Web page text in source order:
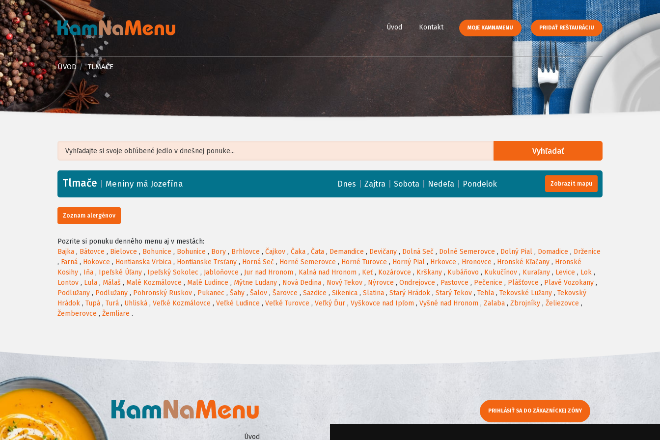
Úvod Kontakt MOJE KAMNAMENU PRIDAŤ REŠTAURÁCIU
ÚVOD TLMAČE
Vyhľadať
+
−
Tlmače Meniny má Jozefína Dnes Zajtra Sobota Nedeľa Pondelok Zobrazit mapu
Zoznam alergénov
Pozrite si ponuku denného menu aj v mestách:
Bajka , Bátovce , Bielovce , Bohunice , Bohunice , Bory , Brhlovce , Čajkov , Čaka , Čata , Demandice , Devičany , Dolná Seč , Dolné Semerovce , Dolný Pial , Domadice , Drženice
, Farná , Hokovce , Hontianska Vrbica , Hontianske Trsťany , Horná Seč , Horné Semerovce , Horné Turovce , Horný Pial , Hrkovce , Hronovce , Hronské Kľačany , Hronské
Kosihy , Iňa , Ipeľské Úľany , Ipeľský Sokolec , Jabloňovce , Jur nad Hronom , Kalná nad Hronom , Keť , Kozárovce , Krškany , Kubáňovo , Kukučínov , Kuraľany , Levice , Lok ,
Lontov , Lula , Málaš , Malé Kozmálovce , Malé Ludince , Mýtne Ludany , Nová Dedina , Nový Tekov , Nýrovce , Ondrejovce , Pastovce , Pečenice , Plášťovce , Plavé Vozokany ,
Podlužany , Podlužany , Pohronský Ruskov , Pukanec , Šahy , Šalov , Šarovce , Sazdice , Sikenica , Slatina , Starý Hrádok , Starý Tekov , Tehla , Tekovské Lužany , Tekovský
Hrádok , Tupá , Turá , Uhliská , Veľké Kozmálovce , Veľké Ludince , Veľké Turovce , Veľký Ďur , Vyškovce nad Ipľom , Vyšné nad Hronom , Zalaba , Zbrojníky , Želiezovce ,
Žemberovce , Žemliare .
PRIHLÁSIŤ SA DO ZÁKAZNÍCKEJ ZÓNY
Úvod